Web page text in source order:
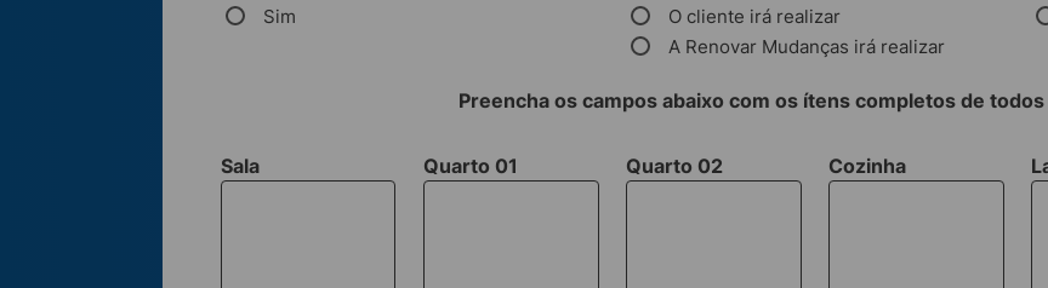
Sim
O cliente irá realizar
A Renovar Mudanças irá realizar
Preencha os campos abaixo com os ítens completos de
Sala Quarto 01 Quarto 02 Cozinha